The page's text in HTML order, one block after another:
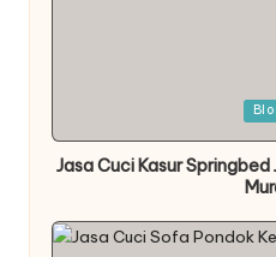
Jasa Cuci Kasur